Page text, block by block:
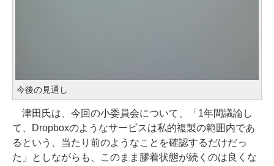
今後の見通し
津田氏は、今回の小委員会について、「1年間議論し
て、Dropboxのようなサービスは私的複製の範囲内であ
るという、当たり前のようなことを確認するだけだっ
た」としながらも、このまま膠着状態が続くのは良くな